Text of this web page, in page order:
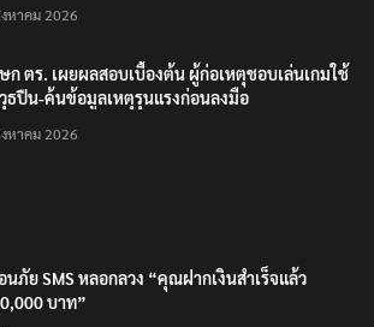
หาคม 2026
ก ตร. เผยผลสอบเบื้องต้น ผู้ก่อเหตุชอบเล่นเกมใช้
ธปืน-ค้นข้อมูลเหตุรุนแรงก่อนลงมือ
หาคม 2026
นภัย SMS หลอกลวง “คุณฝากเงินสำเร็จแล้ว
บาท”